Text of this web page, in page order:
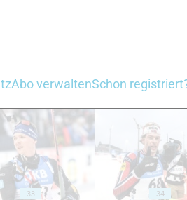
28 29
33 34
Abo verwaltenSchon